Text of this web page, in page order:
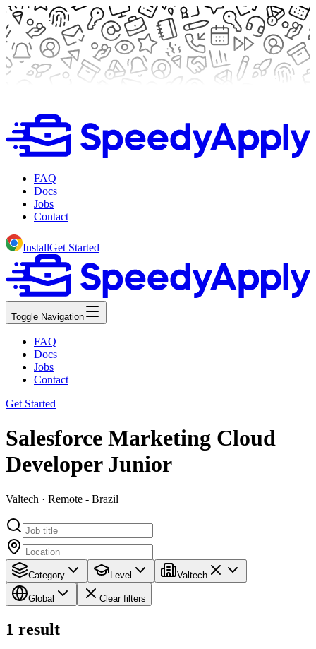
FAQ
Docs
Jobs
Contact
InstallGet Started
Toggle Navigation
FAQ
Docs
Jobs
Contact
Get Started
Salesforce Marketing Cloud
Developer Junior
Valtech · Remote - Brazil
Category Level Valtech
Global Clear filters
1 result